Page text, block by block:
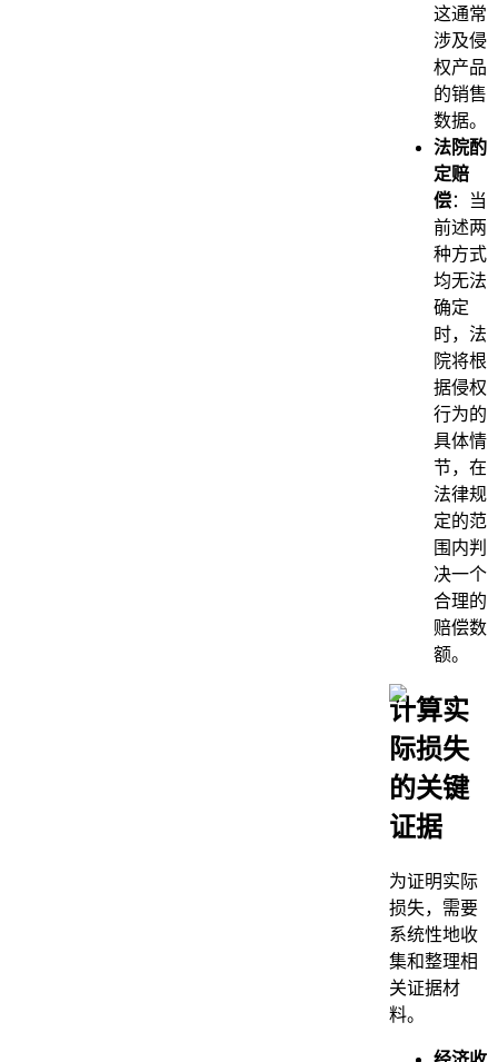
这通常
涉及侵
权产品
的销售
数据。
法院酌
定赔
偿：当
前述两
种方式
均无法
确定
时，法
院将根
据侵权
行为的
具体情
节，在
法律规
定的范
围内判
决一个
合理的
赔偿数
额。
计算实
际损失
的关键
证据
为证明实际
损失，需要
系统性地收
集和整理相
关证据材
料。